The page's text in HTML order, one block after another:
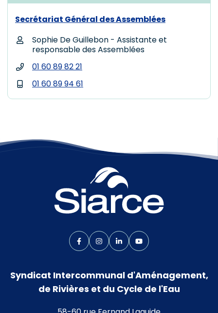
Secrétariat Général des Assemblées
Sophie De Guillebon - Assistante et
responsable des Assemblées
01 60 89 82 21
01 60 89 94 61
Lien vers le compte Facebook
Lien vers le compte Instagram
Lien vers le compte Linkedin
Lien vers la chaîne
Syndicat Intercommunal d'Aménagement,
de Rivières et du Cycle de l'Eau